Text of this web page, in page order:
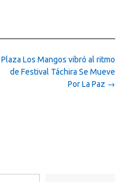
Plaza Los Mangos vibró al ritmo
de Festival Táchira Se Mueve
Por La Paz →